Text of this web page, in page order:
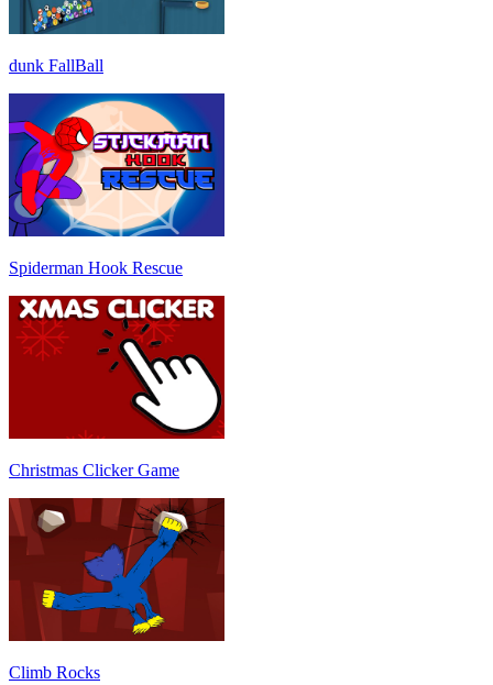
dunk FallBall
Spiderman Hook Rescue
Christmas Clicker Game
Climb Rocks